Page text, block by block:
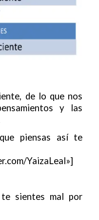
de lo que nos
y las
piensas así te
YaizaLeal»]
sientes mal por